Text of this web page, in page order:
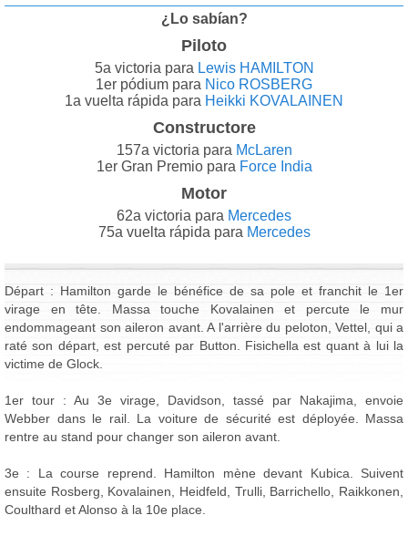
¿Lo sabían?
Piloto
5a victoria para Lewis HAMILTON
1er pódium para Nico ROSBERG
1a vuelta rápida para Heikki KOVALAINEN
Constructore
157a victoria para McLaren
1er Gran Premio para Force India
Motor
62a victoria para Mercedes
75a vuelta rápida para Mercedes
Départ : Hamilton garde le bénéfice de sa pole et franchit le 1er
virage en tête. Massa touche Kovalainen et percute le mur
endommageant son aileron avant. A l'arrière du peloton, Vettel, qui a
raté son départ, est percuté par Button. Fisichella est quant à lui la
victime de Glock.
1er tour : Au 3e virage, Davidson, tassé par Nakajima, envoie
Webber dans le rail. La voiture de sécurité est déployée. Massa
rentre au stand pour changer son aileron avant.
3e : La course reprend. Hamilton mène devant Kubica. Suivent
ensuite Rosberg, Kovalainen, Heidfeld, Trulli, Barrichello, Raikkonen,
Coulthard et Alonso à la 10e place.